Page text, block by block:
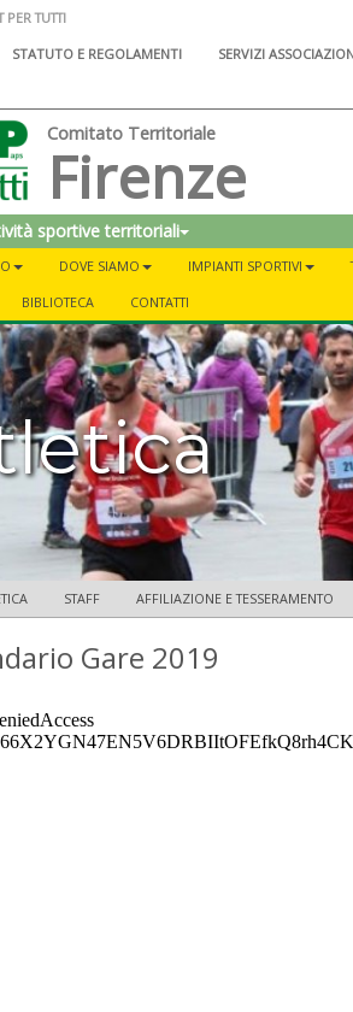
TUTTI
STATUTO E REGOLAMENTI
SERVIZI
Comitato Territoriale
Firenze
sportive territoriali
DOVE SIAMO IMPIANTI SPORTIVI
BIBLIOTECA CONTATTI
STAFF AFFILIAZIONE E TESSERAMENTO
Gare 2019